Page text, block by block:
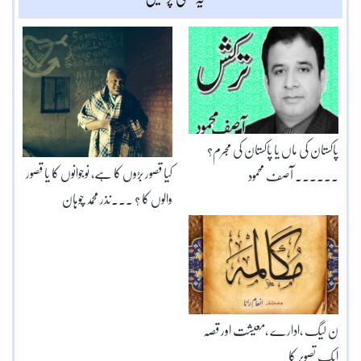
کیا قصور بڑوں کا ہے، نوجوانوں کا یا قصور
والوں کا ؟ ۔۔۔نذر محمد چوہان
پاکستان کی ماں یا پاکستان کی مجرم؟
۔۔۔۔۔۔ آصف محمود
ن لیگ ،ادارے ،معیشت اور قصہ
ایک تصویر کا